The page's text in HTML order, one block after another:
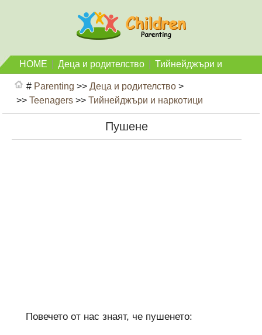
HOME Деца и родителство
Тийнейджъри и
наркотици
# Parenting >>Деца и родителство >
>>Teenagers >>Тийнейджъри и наркотици
Пушене
Повечето от нас знаят, че пушенето: